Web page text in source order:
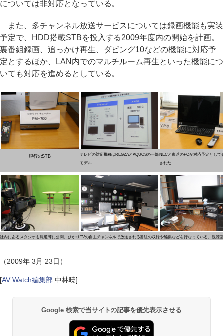
については非対応となっている。
また、多チャンネル放送サービスについては録画機能も実装
予定で、HDD搭載STBを投入する2009年度内の開始を計画。
裏番組録画、追っかけ再生、ダビング10などの機能に対応予
定とするほか、LAN内でのマルチルーム再生といった機能につ
いても対応を進めるとしている。
現行のSTB
テレビの対応機種はREGZAとAQUOSの一部
モデル
NECと東芝のPCが対応予定として
された
社内にあるスタジオも報道陣に公開。ひかりTVの自主チャンネルで放送される番組の収録や編集などを行なっている。視聴
（2009年 3月 23日）
[AV Watch編集部 中林暁]
Google 検索で当サイトの記事を優先表示させる